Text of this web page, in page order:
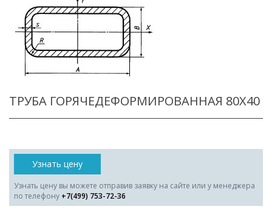
ТРУБА ГОРЯЧЕДЕФОРМИРОВАННАЯ 80X40
Узнать цену
Узнать цену вы можете отправив заявку на сайте или у менеджера
по телефону +7(499) 753-72-36